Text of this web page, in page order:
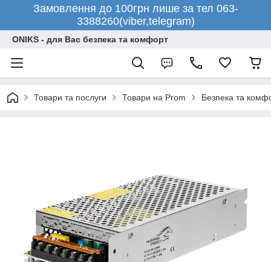
Замовлення до 100грн лише за тел 063-
3388260(viber,telegram)
ONIKS - для Вас безпека та комфорт
Товари та послуги Товари на Prom Безпека та